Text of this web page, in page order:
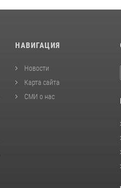
НАВИГАЦИЯ
Новости
Карта сайта
СМИ о нас